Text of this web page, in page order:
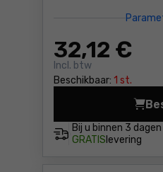
32,12 €
Incl. btw
Beschikbaar: 1 st.
Bij u binnen 3 dagen
GRATIS levering